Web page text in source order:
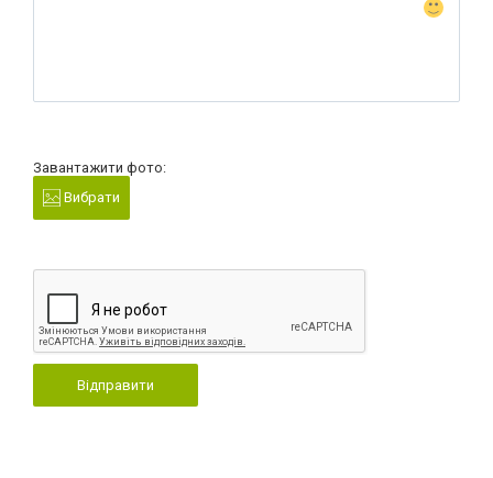
Завантажити фото:
Вибрати
Відправити